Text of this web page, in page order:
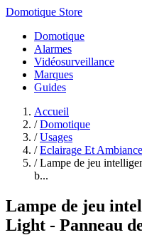
Domotique Store
Domotique
Alarmes
Vidéosurveillance
Marques
Guides
Accueil
/ Domotique
/ Usages
/ Eclairage Et
/ Lampe de jeu
b...
Lampe de jeu
Light - Panneau